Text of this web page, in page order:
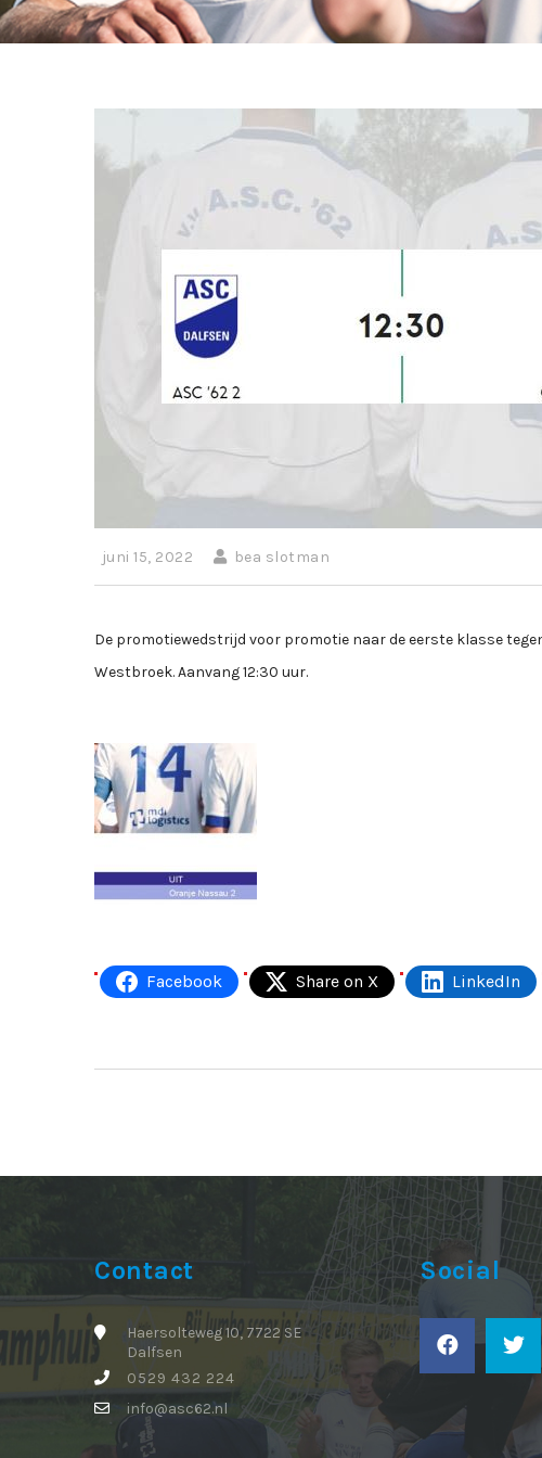
juni 15, 2022 bea slotman
De promotiewedstrijd voor promotie naar de eerste klasse
Westbroek. Aanvang 12:30 uur.
Facebook Share on X LinkedIn
Contact
Haersolteweg 10, 7722 SE
Dalfsen
0529 432 224
info@asc62.nl
Social